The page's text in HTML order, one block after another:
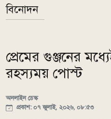
বিনোদন
প্রেমের গুঞ্জনের
রহস্যময় পোস্ট
অনলাইন ডেস্ক
প্রকাশ: ০৭ জুলাই, ২০২৬, ০৮:৫৩